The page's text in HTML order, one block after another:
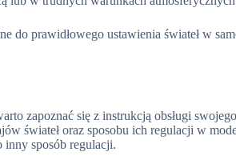
do prawidłowego ustawienia świateł w
zapoznać się z instrukcją obsługi
świateł oraz sposobu ich regulacji w
inny sposób regulacji.